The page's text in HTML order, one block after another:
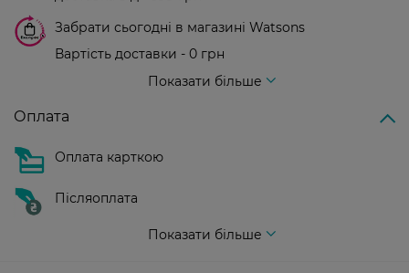
Забрати сьогодні в магазині Watsons
Вартість доставки - 0 грн
Показати більше
Оплата
Оплата карткою
Післяоплата
Показати більше